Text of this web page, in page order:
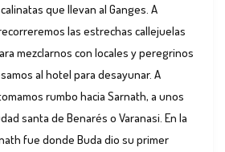
que llevan al Ganges. A
las estrechas callejuelas
mezclarnos con locales y peregrinos
al hotel para desayunar. A
rumbo hacia Sarnath, a unos
santa de Benarés o Varanasi. En la
fue donde Buda dio su primer